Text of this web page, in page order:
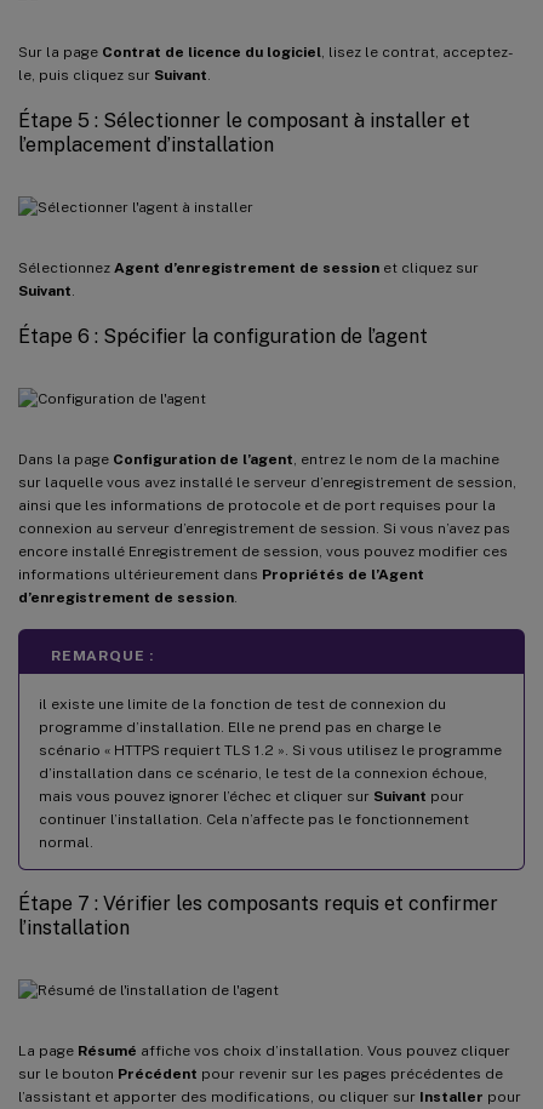
Sur la page Contrat de licence du logiciel , lisez le contrat, acceptez-
le, puis cliquez sur Suivant
Étape 5 : Sélectionner le composant à installer et
l’emplacement d’installation
Sélectionnez Agent d’enregistrement de session et cliquez sur
Suivant
Étape 6 : Spécifier la configuration de l’agent
Dans la page Configuration de l’agent , entrez le nom de la machine
sur laquelle vous avez installé le serveur d’enregistrement de session,
ainsi que les informations de protocole et de port requises pour la
connexion au serveur d’enregistrement de session. Si vous n’avez pas
encore installé Enregistrement de session, vous pouvez modifier ces
informations ultérieurement dans Propriétés de l’Agent
d’enregistrement de session
REMARQUE :
il existe une limite de la fonction de test de connexion du
programme d’installation. Elle ne prend pas en charge le
scénario « HTTPS requiert TLS 1.2 ». Si vous utilisez le programme
d’installation dans ce scénario, le test de la connexion échoue,
mais vous pouvez ignorer l’échec et cliquer sur Suivant pour
continuer l’installation. Cela n’affecte pas le fonctionnement
normal.
Étape 7 : Vérifier les composants requis et confirmer
l’installation
La page Résumé affiche vos choix d’installation. Vous pouvez cliquer
sur le bouton Précédent pour revenir sur les pages précédentes de
l’assistant et apporter des modifications, ou cliquer sur Installer pour